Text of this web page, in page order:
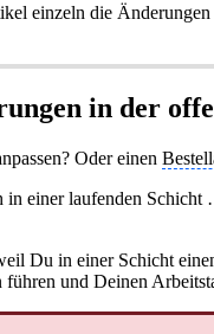
einzeln die
in der
Oder einen
in einer laufenden Schicht
Du in einer Schicht
und Deinen